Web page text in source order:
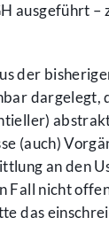
ausgeführt
der
dargelegt,
(auch)
an den
Fall nicht
das